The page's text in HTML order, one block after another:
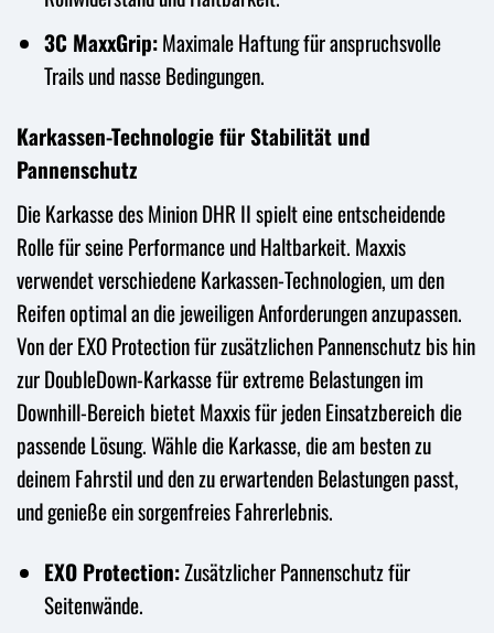
3C MaxxGrip:Maximale Haftung für anspruchsvolle
Trails und nasse Bedingungen.
Karkassen-Technologie für Stabilität und
Pannenschutz
Die Karkasse des Minion DHR II spielt eine entscheidende
Rolle für seine Performance und Haltbarkeit. Maxxis
verwendet verschiedene Karkassen-Technologien, um den
Reifen optimal an die jeweiligen Anforderungen anzupassen.
Von der EXO Protection für zusätzlichen Pannenschutz bis hin
zur DoubleDown-Karkasse für extreme Belastungen im
Downhill-Bereich bietet Maxxis für jeden Einsatzbereich die
passende Lösung. Wähle die Karkasse, die am besten zu
deinem Fahrstil und den zu erwartenden Belastungen passt,
und genieße ein sorgenfreies Fahrerlebnis.
EXO Protection:Zusätzlicher Pannenschutz für
Seitenwände.